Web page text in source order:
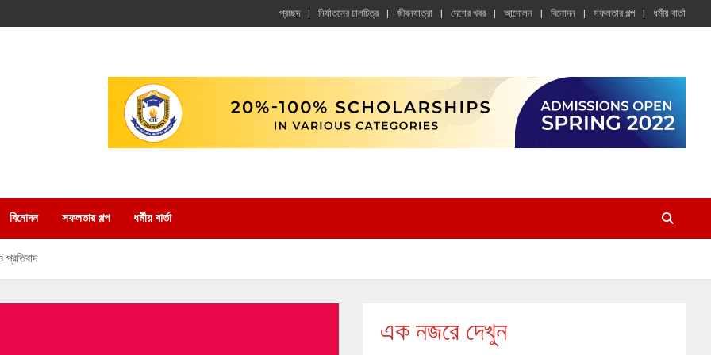
প্রচ্ছদ নির্যাতনের চালচিত্র জীবনযাত্রা দেশের খবর আন্দোলন বিনোদন সফলতার গল্প ধর্মীয় বার্তা
বিনোদন সফলতার গল্প ধর্মীয় বার্তা
প্রতিবাদ
এক নজরে দেখুন